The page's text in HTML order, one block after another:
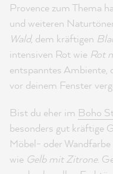
Provence zum Thema
und weiteren
Wald, dem kräftigen
intensiven Rot wie Rot
entspanntes Ambiente,
vor deinem Fenster
Bist du eher im Boho
besonders gut kräftige
Möbel- oder
wie Gelb mit Zitrone.